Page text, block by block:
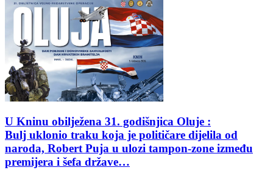
U Kninu obilježena 31. godišnjica Oluje :
Bulj uklonio traku koja je političare dijelila od
naroda, Robert Puja u ulozi tampon-zone između
premijera i šefa države…